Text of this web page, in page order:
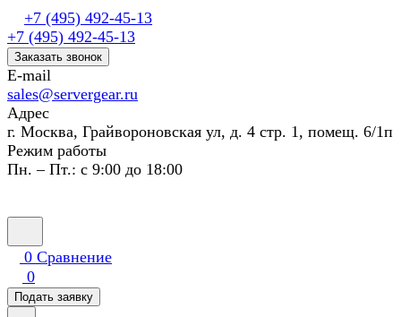
+7 (495) 492-45-13
+7 (495) 492-45-13
Заказать звонок
E-mail
sales@servergear.ru
Адрес
г. Москва, Грайвороновская ул, д. 4 стр. 1, помещ. 6/1п
Режим работы
Пн. – Пт.: с 9:00 до 18:00
0 Сравнение
0
Подать заявку